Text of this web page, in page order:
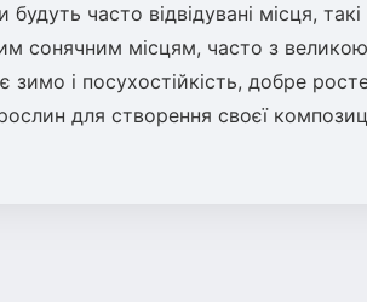
часто відвідувані місця, такі
сонячним місцям, часто з
і посухостійкість, добре
для створення своєї